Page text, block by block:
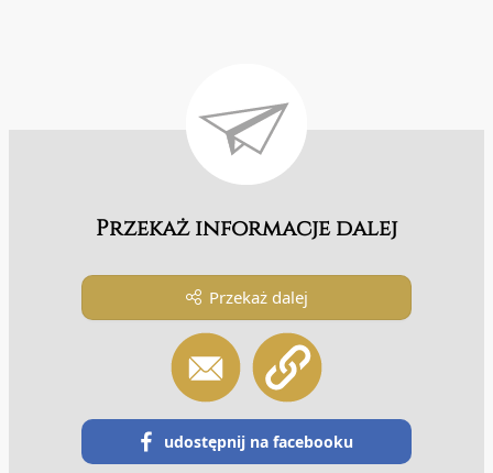
Przekaż informacje dalej
Przekaż dalej
udostępnij na facebooku